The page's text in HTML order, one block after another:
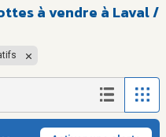
à vendre à Laval /